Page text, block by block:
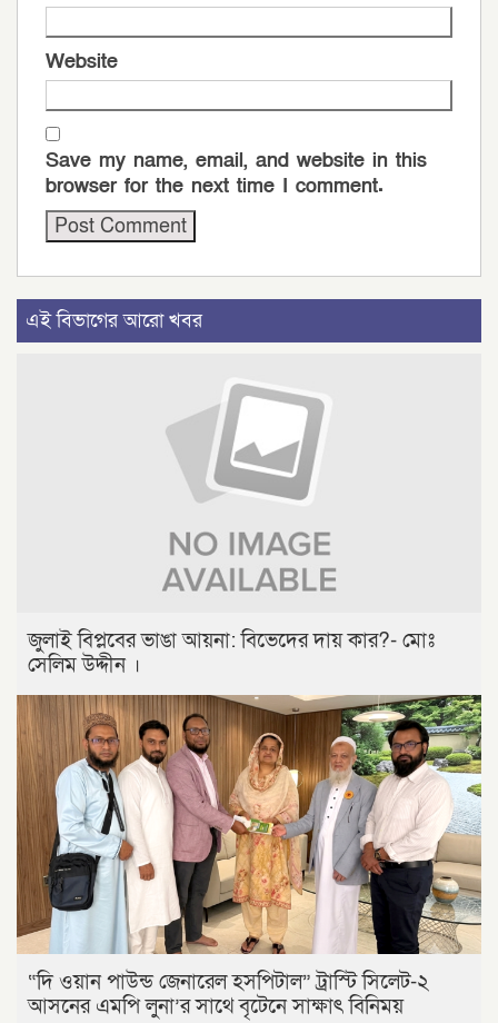
Website
Save my name, email, and website in this
browser for the next time I comment.
এই বিভাগের আরো খবর
জুলাই বিপ্লবের ভাঙা আয়না: বিভেদের দায় কার?- মোঃ
সেলিম উদ্দীন ।
“দি ওয়ান পাউন্ড জেনারেল হসপিটাল” ট্রাস্টি সিলেট-২
আসনের এমপি লুনা’র সা‌থে বৃটেনে সাক্ষাৎ বিনিময়